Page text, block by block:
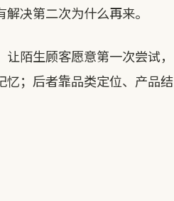
决第二次为什么再来。
陌生顾客愿意第一次尝试，
忆；后者靠品类定位、产品结